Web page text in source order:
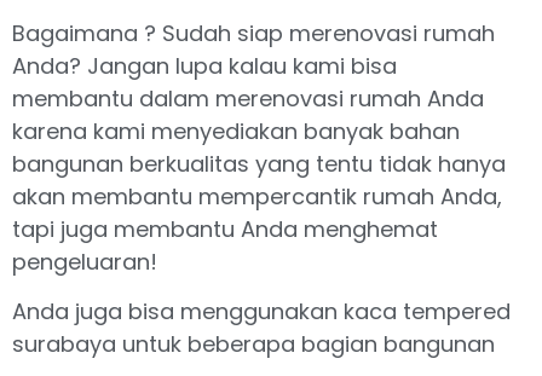
Bagaimana ? Sudah siap merenovasi rumah
Anda? Jangan lupa kalau kami bisa
membantu dalam merenovasi rumah Anda
karena kami menyediakan banyak bahan
bangunan berkualitas yang tentu tidak hanya
akan membantu mempercantik rumah Anda,
tapi juga membantu Anda menghemat
pengeluaran!
Anda juga bisa menggunakan kaca tempered
surabaya untuk beberapa bagian bangunan